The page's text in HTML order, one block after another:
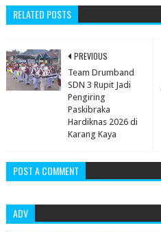
RELATED POSTS
PREVIOUS
‎Team Drumband
SDN 3 Rupit Jadi
Pengiring
Paskibraka
Hardiknas 2026 di
Karang Kaya ‎
POST A COMMENT
ADV